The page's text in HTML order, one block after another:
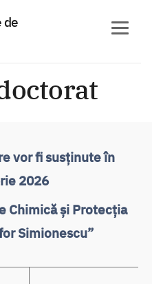
de
vor fi susținute în
2026
Chimică și Protecția
Simionescu”